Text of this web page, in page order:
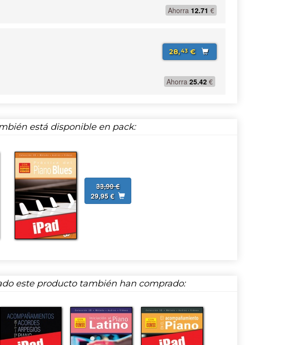
Ahorra 12.71 €
28,43€
Ahorra 25.42 €
está disponible en pack:
33,90 €
29,95 €
este producto también han comprado: